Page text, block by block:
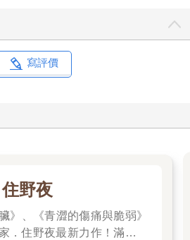
嘛！」
了：「不過方式完全不同……。」
你了，庫爾托瓦。」
「那麼哪一點讓你覺得我變嚴肅
非今天是到期日？」
寫評價
住野夜
》、《青澀的傷痛與脆弱》
住野夜最新力作！滿是錯